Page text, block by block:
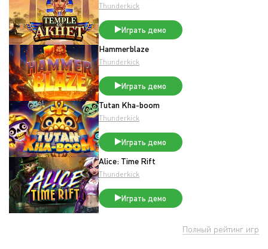
Thunderkick
Играть демо
Hammerblaze
Thunderkick
Играть демо
Tutan Kha-boom
Thunderkick
Играть демо
Alice: Time Rift
Thunderkick
Играть демо
Полный рейтинг игр